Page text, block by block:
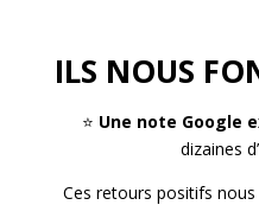
ILS NOUS
⭐ Une note Google
dizaines
Ces retours positifs